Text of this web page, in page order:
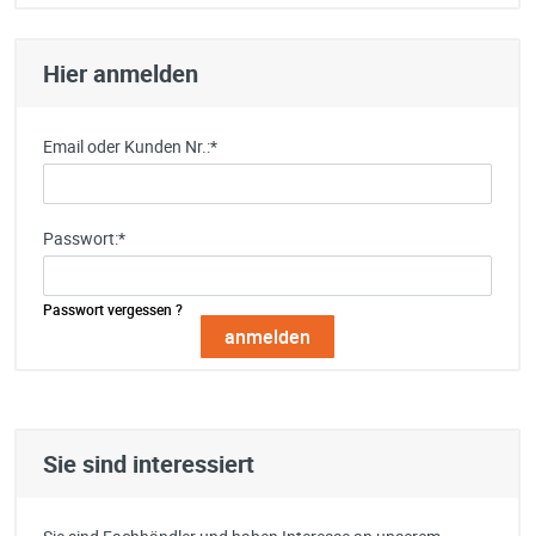
Hier anmelden
Email oder Kunden Nr.:*
Passwort:*
Passwort vergessen ?
Sie sind interessiert